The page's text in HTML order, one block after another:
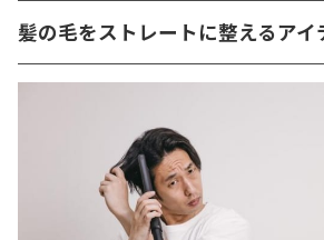
髪の毛をストレートに整えるアイ